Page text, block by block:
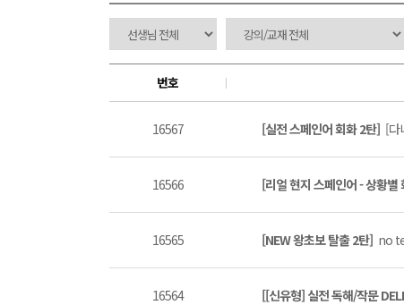
번호
16567 [실전 스페인어 회화 2탄] [다
16566 [리얼 현지 스페인어 - 상황별
16565 [NEW 왕초보 탈출 2탄] no
16564 [[신유형] 실전 독해/작문